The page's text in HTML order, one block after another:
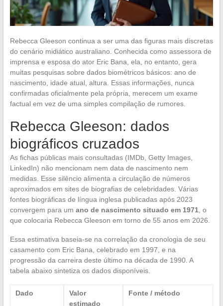
Rebecca Gleeson continua a ser uma das figuras mais discretas
do cenário midiático australiano. Conhecida como assessora de
imprensa e esposa do ator Eric Bana, ela, no entanto, gera
muitas pesquisas sobre dados biométricos básicos: ano de
nascimento, idade atual, altura. Essas informações, nunca
confirmadas oficialmente pela própria, merecem um exame
factual em vez de uma simples compilação de rumores.
Rebecca Gleeson: dados
biográficos cruzados
As fichas públicas mais consultadas (IMDb, Getty Images,
LinkedIn) não mencionam nem data de nascimento nem
medidas. Esse silêncio alimenta a circulação de números
aproximados em sites de biografias de celebridades. Várias
fontes biográficas de língua inglesa publicadas após 2023
convergem para um ano de nascimento situado em 1971 , o
que colocaria Rebecca Gleeson em torno de 55 anos em 2026.
Essa estimativa baseia-se na correlação da cronologia de seu
casamento com Eric Bana, celebrado em 1997, e na
progressão da carreira deste último na década de 1990. A
tabela abaixo sintetiza os dados disponíveis.
Dado
Valor
estimado
Fonte / método